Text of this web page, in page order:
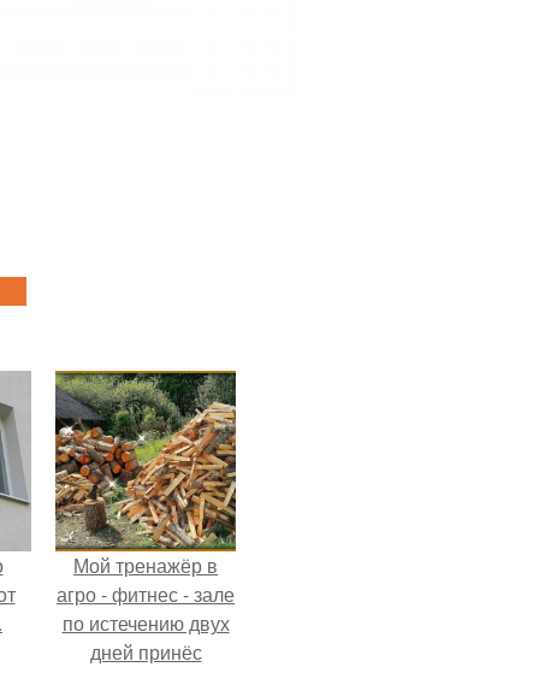
Мой тренажёр в
агро - фитнес - зале
по истечению двух
дней принёс